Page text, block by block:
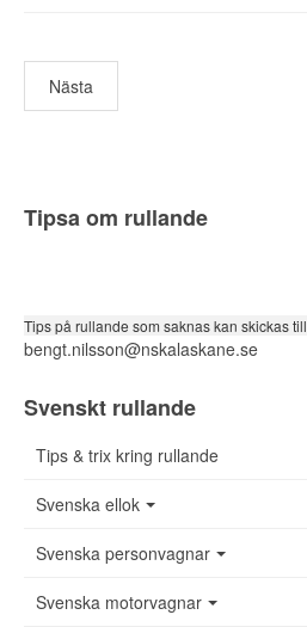
Nästa
Tipsa om rullande
Tips på rullande som saknas kan skickas till
bengt.nilsson@nskalaskane.se
Svenskt rullande
Tips & trix kring rullande
Svenska ellok
Svenska personvagnar
Svenska motorvagnar